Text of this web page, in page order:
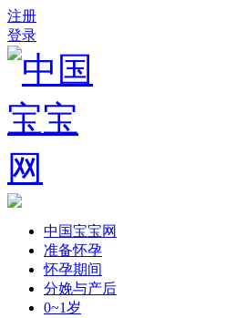
注册
登录
中国宝宝网
准备怀孕
怀孕期间
分娩与产后
0~1岁